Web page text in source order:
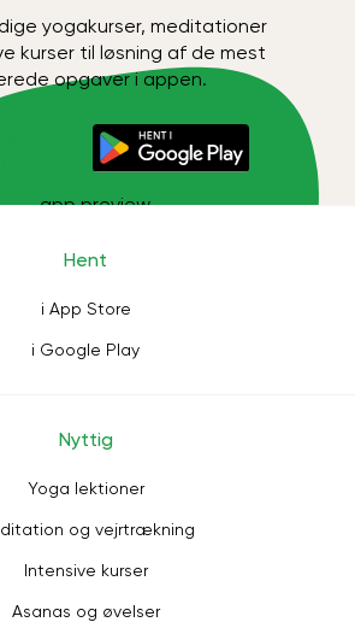
yogakurser, meditationer
kurser til løsning af de mest
opgaver i appen.
Hent
i App Store
i Google Play
Nyttig
Yoga lektioner
og vejrtrækning
Intensive kurser
Asanas og øvelser